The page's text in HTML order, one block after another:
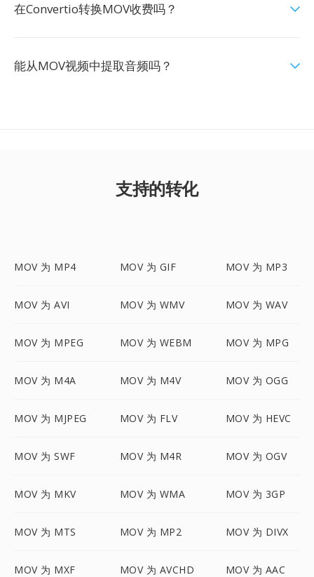
在Convertio转换MOV收费吗？
能从MOV视频中提取音频吗？
支持的转化
MOV 为 MP4 MOV 为 GIF MOV 为 MP3
MOV 为 AVI MOV 为 WMV MOV 为 WAV
MOV 为 MPEG MOV 为 WEBM MOV 为 MPG
MOV 为 M4A MOV 为 M4V MOV 为 OGG
MOV 为 MJPEG MOV 为 FLV MOV 为 HEVC
MOV 为 SWF MOV 为 M4R MOV 为 OGV
MOV 为 MKV MOV 为 WMA MOV 为 3GP
MOV 为 MTS MOV 为 MP2 MOV 为 DIVX
MOV 为 MXF MOV 为 AVCHD MOV 为 AAC